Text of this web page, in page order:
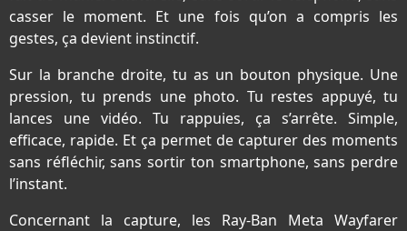
casser le moment. Et une fois qu’on a compris les
gestes, ça devient instinctif.
Sur la branche droite, tu as un bouton physique. Une
pression, tu prends une photo. Tu restes appuyé, tu
lances une vidéo. Tu rappuies, ça s’arrête. Simple,
efficace, rapide. Et ça permet de capturer des moments
sans réfléchir, sans sortir ton smartphone, sans perdre
l’instant.
Concernant la capture, les Ray-Ban Meta Wayfarer